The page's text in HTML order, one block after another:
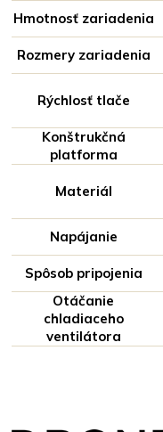
Hmotnosť zariadenia
Rozmery zariadenia
Rýchlosť tlače
Konštrukčná
platforma
Materiál
Napájanie
Spôsob pripojenia
Otáčanie
chladiaceho
ventilátora